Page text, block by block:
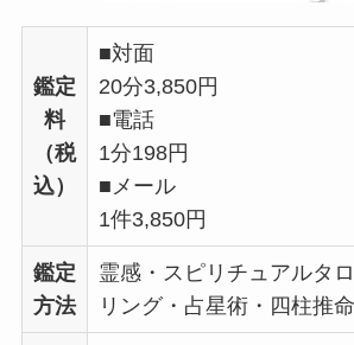
鑑定
料
（税
込）
■対面
20分3,850円
■電話
1分198円
■メール
1件3,850円
鑑定
方法
霊感・スピリチュアルタ
リング・占星術・四柱推